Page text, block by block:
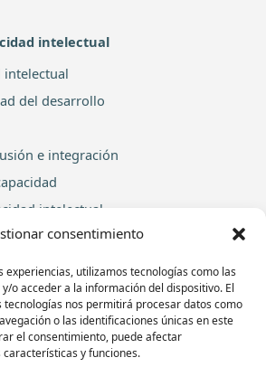
consentimiento
experiencias, utilizamos tecnologías como las
o acceder a la información del dispositivo. El
nos permitirá procesar datos como
o las identificaciones únicas en este
el consentimiento, puede afectar
y funciones.
intelectual
intelectual
del desarrollo
e integración
intelectual
y las preguntas frecuentes
Laboral